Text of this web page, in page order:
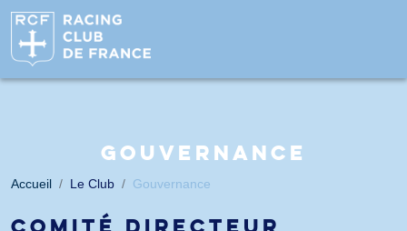
GOUVERNANCE
Accueil Le Club Gouvernance